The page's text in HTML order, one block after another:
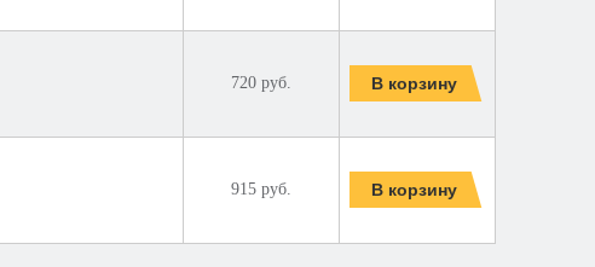
720 руб.
915 руб.